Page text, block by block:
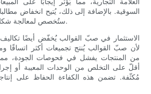
السوقية. بالإضافة إلى ذلك، يُتيح انخفاض
ستُخصص لمعالجة شكاوى العملاء والإصلاحات.
الاستثمار في صبّ القوالب يُخفّض أيضًا تكاليف
لأن صبّ القوالب يُنتج تجميعات أكثر اتساقًا
من المنتجات يفشل في فحوصات الجودة، مما
أقلّ على التخلص من الوحدات المعيبة أو
مُكثّفة. تضمن هذه الكفاءة الحفاظ على